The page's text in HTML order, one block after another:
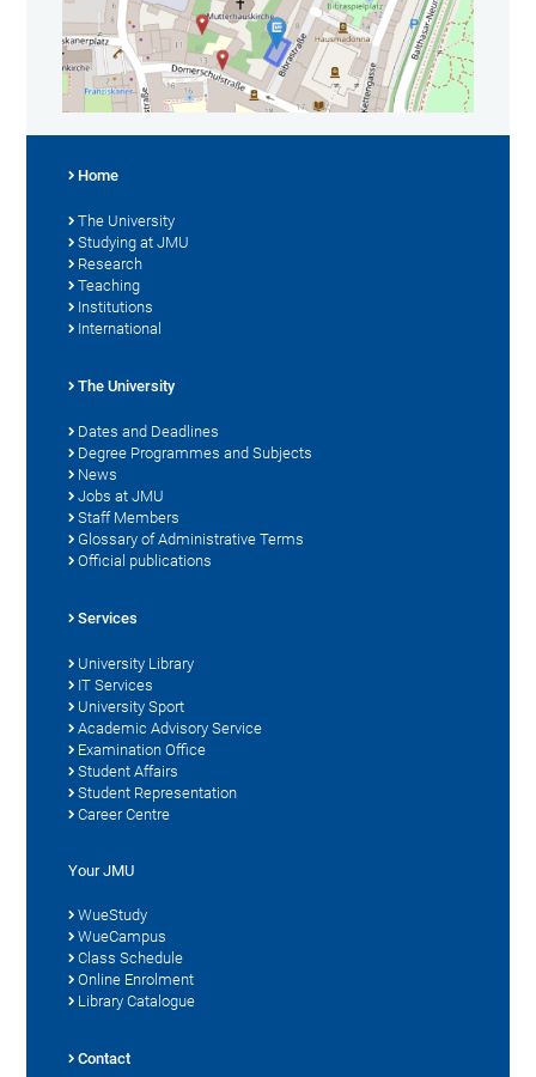
Home
The University
Studying at JMU
Research
Teaching
Institutions
International
The University
Dates and Deadlines
Degree Programmes and Subjects
News
Jobs at JMU
Staff Members
Glossary of Administrative Terms
Official publications
Services
University Library
IT Services
University Sport
Academic Advisory Service
Examination Office
Student Affairs
Student Representation
Career Centre
Your JMU
WueStudy
WueCampus
Class Schedule
Online Enrolment
Library Catalogue
Contact